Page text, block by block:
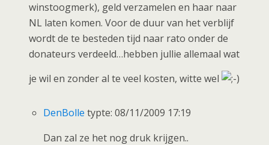
winstoogmerk), geld verzamelen en haar naar
NL laten komen. Voor de duur van het verblijf
wordt de te besteden tijd naar rato onder de
donateurs verdeeld…hebben jullie allemaal wat
je wil en zonder al te veel kosten, witte wel
DenBolle typte: 08/11/2009 17:19
Dan zal ze het nog druk krijgen..